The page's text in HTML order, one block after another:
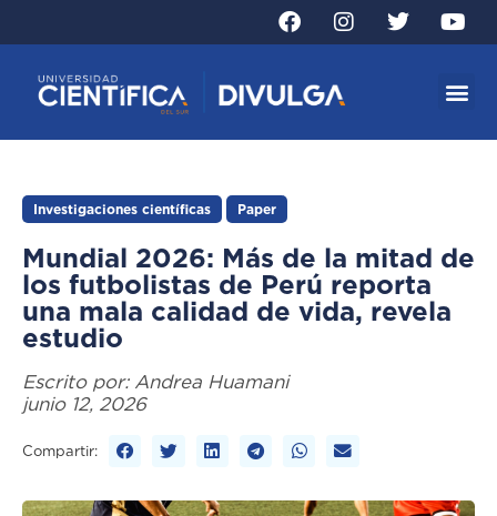
Investigaciones científicas Paper
Mundial 2026: Más de la mitad de
los futbolistas de Perú reporta
una mala calidad de vida, revela
estudio
Escrito por: Andrea Huamani
junio 12, 2026
Compartir: